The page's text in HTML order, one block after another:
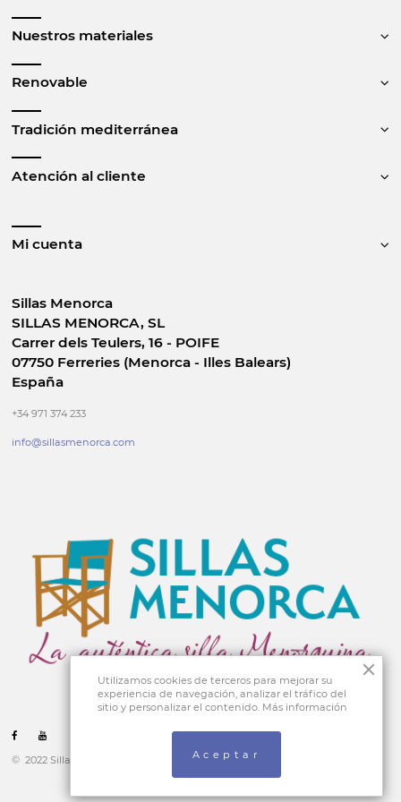
© 2022 Sillas Menorca
Nuestros materiales
Renovable
Tradición mediterránea
Atención al cliente
Mi cuenta
Sillas Menorca
SILLAS MENORCA, SL
Carrer dels Teulers, 16 - POIFE
07750 Ferreries (Menorca - Illes Balears)
España
+34 971 374 233
info@sillasmenorca.com
Utilizamos cookies de terceros para mejorar su
experiencia de navegación, analizar el tráfico del
sitio y personalizar el contenido. Más información
Aceptar